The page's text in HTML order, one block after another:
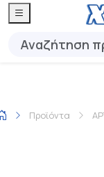
Προϊόντα